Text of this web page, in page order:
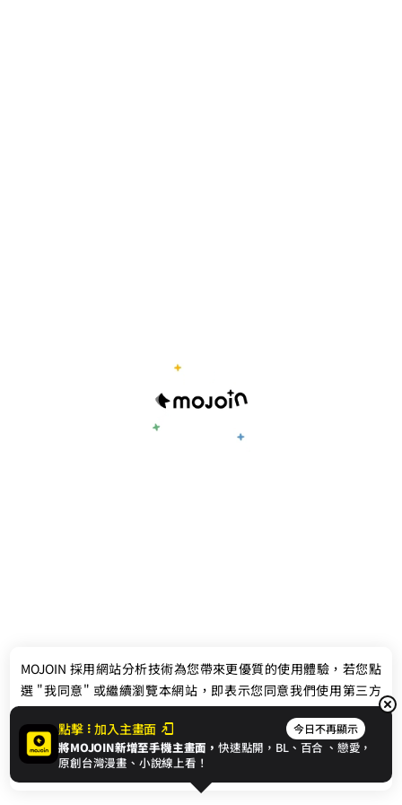
聯絡我們
© 2024 gamania Digital Entertainment Co., Ltd.
點擊 加入主畫面 今日不再顯示
將MOJOIN新增至手機主畫面，快速點開，BL、 百合 、戀愛，
原創台灣漫畫、小說線上看！
MOJOIN 採用網站分析技術為您帶來更優質的使用體驗，若您點
選 "我同意" 或繼續瀏覽本網站，即表示您同意我們使用第三方
Cookie，欲瞭解更多資訊請見隱私權政策。
我同意